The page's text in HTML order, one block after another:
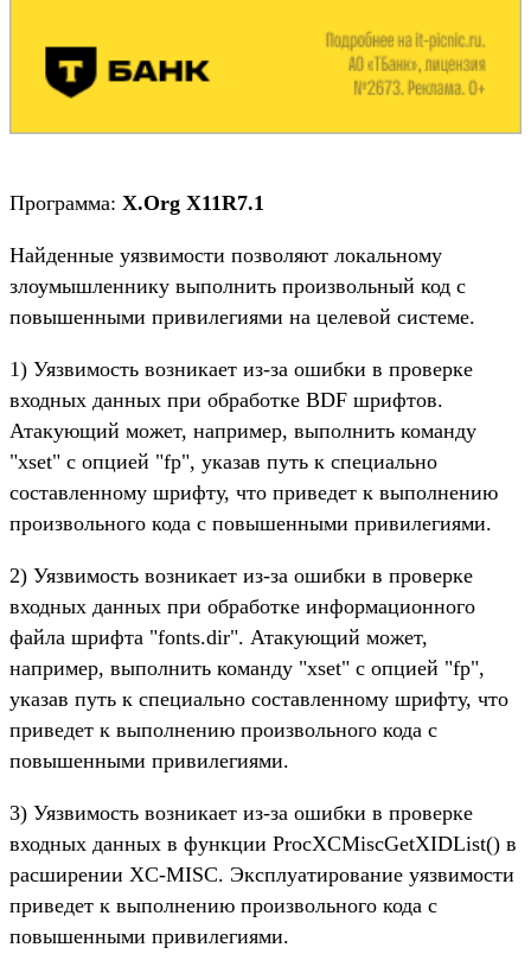
Программа: X.Org X11R7.1
Найденные уязвимости позволяют локальному
злоумышленнику выполнить произвольный код с
повышенными привилегиями на целевой системе.
1) Уязвимость возникает из-за ошибки в проверке
входных данных при обработке BDF шрифтов.
Атакующий может, например, выполнить команду
"xset" с опцией "fp", указав путь к специально
составленному шрифту, что приведет к выполнению
произвольного кода с повышенными привилегиями.
2) Уязвимость возникает из-за ошибки в проверке
входных данных при обработке информационного
файла шрифта "fonts.dir". Атакующий может,
например, выполнить команду "xset" с опцией "fp",
указав путь к специально составленному шрифту, что
приведет к выполнению произвольного кода с
повышенными привилегиями.
3) Уязвимость возникает из-за ошибки в проверке
входных данных в функции ProcXCMiscGetXIDList() в
расширении XC-MISC. Эксплуатирование уязвимости
приведет к выполнению произвольного кода с
повышенными привилегиями.